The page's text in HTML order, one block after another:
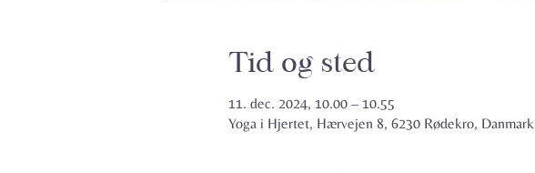
Tid og sted
11. dec. 2024, 10.00 – 10.55
Yoga i Hjertet, Hærvejen 8, 6230 Rødekro, Danmark